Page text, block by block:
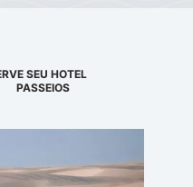
SEU HOTEL
PASSEIOS